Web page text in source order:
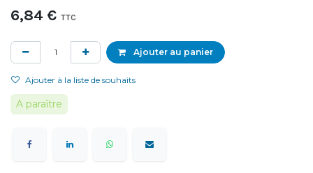
6,84 € TTC
Ajouter au panier
Ajouter à la liste de souhaits
A paraître